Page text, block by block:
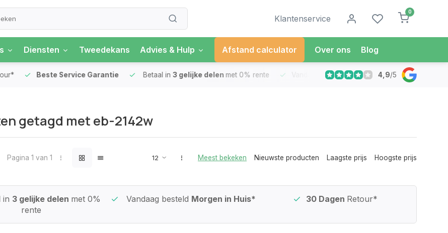
Klantenservice
0
Diensten Tweedekans Advies & Hulp Afstand calculator Over ons Blog
Beste Service Garantie Betaal in3 gelijke delenmet 0% rente Vandaag besteldMorgen in Huis*
4,9/5
getagd met eb-2142w
Pagina 1 van 1 Meest bekeken Nieuwste producten Laagste prijs Hoogste prijs
in 3 gelijke delen met 0%
rente
Vandaag besteld Morgen in Huis* 30 Dagen Retour*